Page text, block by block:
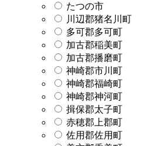
たつの市
川辺郡猪名川町
多可郡多可町
加古郡稲美町
加古郡播磨町
神崎郡市川町
神崎郡福崎町
神崎郡神河町
揖保郡太子町
赤穂郡上郡町
佐用郡佐用町